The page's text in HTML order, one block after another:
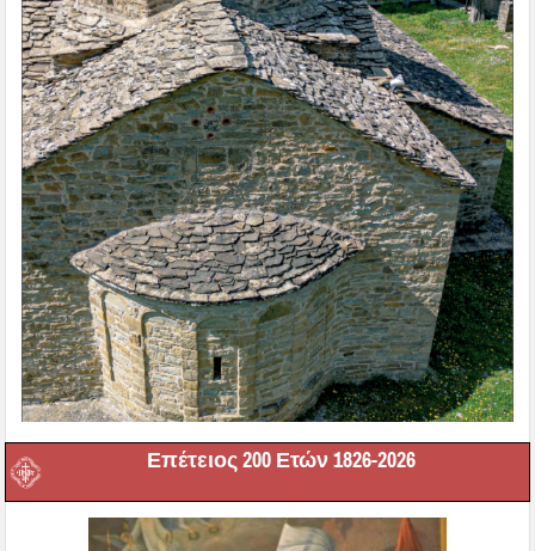
Επέτειος 200 Ετών 1826-2026